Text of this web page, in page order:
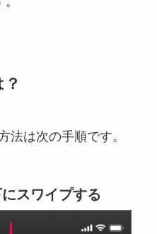
法は次の手順です。
スワイプする